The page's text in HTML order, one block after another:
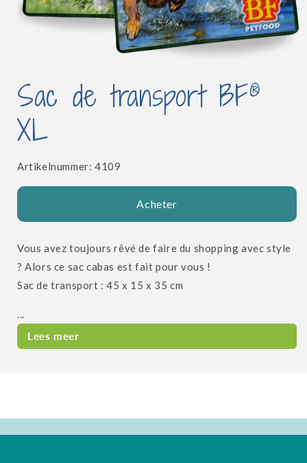
média
1
dans
une
fenêtre
modale
Sac de transport BF®
XL
Artikelnummer: SKU:
4109
Acheter
Vous avez toujours rêvé de faire du shopping avec style
? Alors ce sac cabas est fait pour vous !
Sac de transport : 45 x 15 x 35 cm
...
Lees meer